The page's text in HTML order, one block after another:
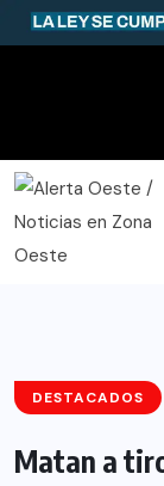
DESTACADOS
Matan a